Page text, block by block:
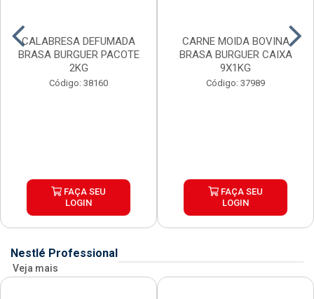
CALABRESA DEFUMADA
BRASA BURGUER PACOTE
2KG
Código: 38160
FAÇA SEU
LOGIN
CARNE MOIDA BOVINA
BRASA BURGUER CAIXA
9X1KG
Código: 37989
FAÇA SEU
LOGIN
Nestlé Professional
Veja mais